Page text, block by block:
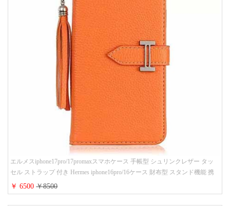
エルメスiphone17pro/17promaxスマホケース 手帳型 シュリンクレザー タッ
セル ストラップ 付き Hermes iphone16pro/16ケース 財布型 スタンド機能 携
帯カバー ハイ ブランド アイフォーン15/14/13ケース 手帳 レディース 人気
￥ 6500￥8500